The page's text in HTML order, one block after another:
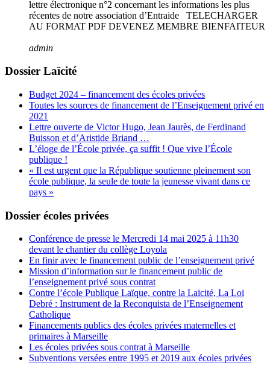
lettre électronique n°2 concernant les informations les plus
récentes de notre association d’Entraide TELECHARGER
AU FORMAT PDF DEVENEZ MEMBRE BIENFAITEUR
admin
Dossier Laïcité
Budget 2024 – financement des écoles privées
Toutes les sources de financement de l’Enseignement privé en
2021
Lettre ouverte de Victor Hugo, Jean Jaurès, de Ferdinand
Buisson et d’Aristide Briand …
L’éloge de l’École privée, ça suffit ! Que vive l’École
publique !
« Il est urgent que la République soutienne pleinement son
école publique, la seule de toute la jeunesse vivant dans ce
pays »
Dossier écoles privées
Conférence de presse le Mercredi 14 mai 2025 à 11h30
devant le chantier du collège Loyola
En finir avec le financement public de l’enseignement privé
Mission d’information sur le financement public de
l’enseignement privé sous contrat
Contre l’école Publique Laïque, contre la Laïcité, La Loi
Debré : Instrument de la Reconquista de l’Enseignement
Catholique
Financements publics des écoles privées maternelles et
primaires à Marseille
Les écoles privées sous contrat à Marseille
Subventions versées entre 1995 et 2019 aux écoles privées